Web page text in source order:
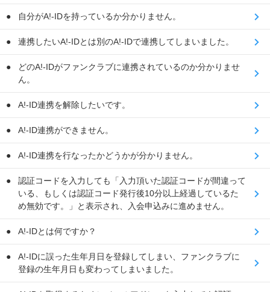
自分がA!-IDを持っているか分かりません。
連携したいA!-IDとは別のA!-IDで連携してしまいました。
どのA!-IDがファンクラブに連携されているのか分かりませ
ん。
A!-ID連携を解除したいです。
A!-ID連携ができません。
A!-ID連携を行なったかどうかが分かりません。
認証コードを入力しても「入力頂いた認証コードが間違って
いる、もしくは認証コード発行後10分以上経過しているた
め無効です。」と表示され、入会申込みに進めません。
A!-IDとは何ですか？
A!-IDに誤った生年月日を登録してしまい、ファンクラブに
登録の生年月日も変わってしまいました。